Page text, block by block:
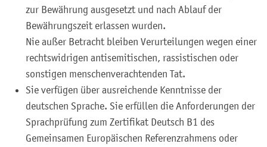
zur Bewährung ausgesetzt und nach Ablauf der
Bewährungszeit erlassen wurden.
Nie außer Betracht bleiben Verurteilungen wegen einer
rechtswidrigen antisemitischen, rassistischen oder
sonstigen menschenverachtenden Tat.
Sie verfügen über ausreichende Kenntnisse der
deutschen Sprache. Sie erfüllen die Anforderungen der
Sprachprüfung zum Zertifikat Deutsch B1 des
Gemeinsamen Europäischen Referenzrahmens oder